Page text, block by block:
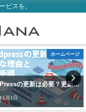
ビスを。
ホームページ
WordPressの更新は必要？更新が必要な理由とその手順
1月1日